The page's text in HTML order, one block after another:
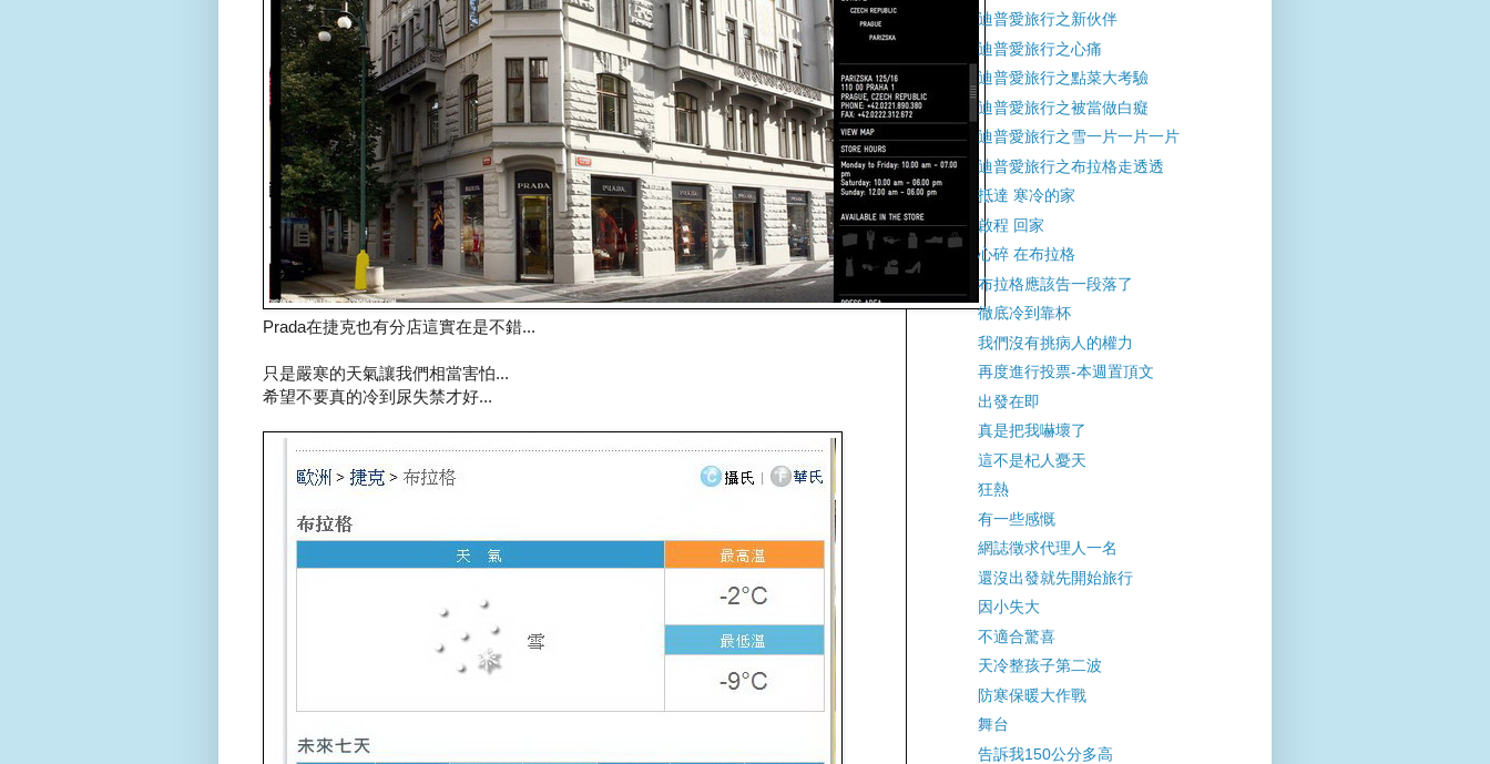
Prada在捷克也有分店這實在是不錯...
只是嚴寒的天氣讓我們相當害怕...
希望不要真的冷到尿失禁才好...
迪普愛旅行之新伙伴
迪普愛旅行之心痛
迪普愛旅行之點菜大考驗
迪普愛旅行之被當做白癡
迪普愛旅行之雪一片一片一片
迪普愛旅行之布拉格走透透
抵達 寒冷的家
啟程 回家
心碎 在布拉格
布拉格應該告一段落了
徹底冷到靠杯
我們沒有挑病人的權力
再度進行投票-本週置頂文
出發在即
真是把我嚇壞了
這不是杞人憂天
狂熱
有一些感慨
網誌徵求代理人一名
還沒出發就先開始旅行
因小失大
不適合驚喜
天冷整孩子第二波
防寒保暖大作戰
舞台
告訴我150公分多高